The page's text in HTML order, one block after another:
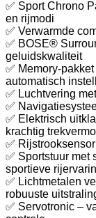
✅ Sport Chrono
en rijmodi
✅ Verwarmde
✅ BOSE®
geluidskwaliteit
✅ Memory-
automatisch
✅ Luchtvering
✅
✅ Elektrisch
krachtig
✅
✅ Sportstuur met
sportieve
✅ Lichtmetalen
robuuste
✅ Servotronic –